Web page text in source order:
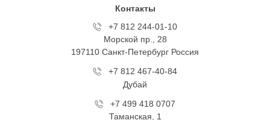
Контакты
+7 812 244-01-10
Морской пр., 28
197110 Санкт-Петербург Росcия
+7 812 467-40-84
Дубай
+7 499 418 0707
Таманская, 1